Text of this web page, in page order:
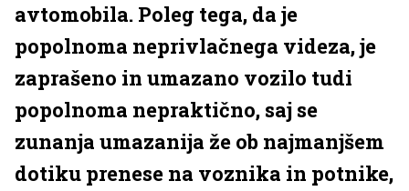
avtomobila. Poleg tega, da je
popolnoma neprivlačnega videza, je
zaprašeno in umazano vozilo tudi
popolnoma nepraktično, saj se
zunanja umazanija že ob najmanjšem
dotiku prenese na voznika in potnike,